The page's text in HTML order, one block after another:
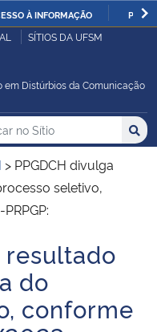
À INFORMAÇÃO
SÍTIOS DA UFSM
em Distúrbios da Comunicação
no no Sítio
> PPGDCH divulga
seletivo,
resultado
do
conforme